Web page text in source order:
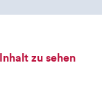
sehen
zu sehen